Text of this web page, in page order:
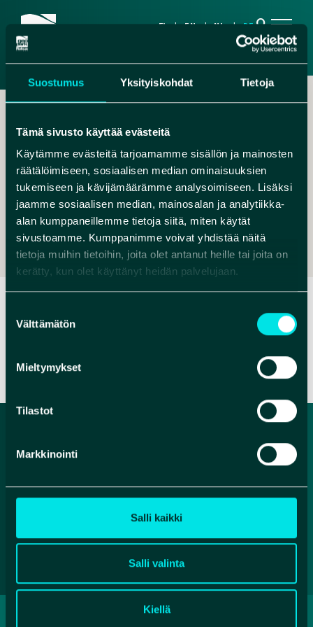
Suostumus Yksityiskohdat Tietoja
Tämä sivusto käyttää evästeitä
Käytämme evästeitä tarjoamamme sisällön ja mainosten
räätälöimiseen, sosiaalisen median ominaisuuksien
tukemiseen ja kävijämäärämme analysoimiseen. Lisäksi
jaamme sosiaalisen median, mainosalan ja analytiikka-
alan kumppaneillemme tietoja siitä, miten käytät
sivustoamme. Kumppanimme voivat yhdistää näitä
tietoja muihin tietoihin, joita olet antanut heille tai joita on
kerätty, kun olet käyttänyt heidän palvelujaan.
valinta
Välttämätön
Mieltymykset
Tilastot
Markkinointi
Salli kaikki
Salli valinta
Kiellä
FI EN NL DEsearch
,
INFO@ROKUAOUTDOORS.COM
+358 40 5168007